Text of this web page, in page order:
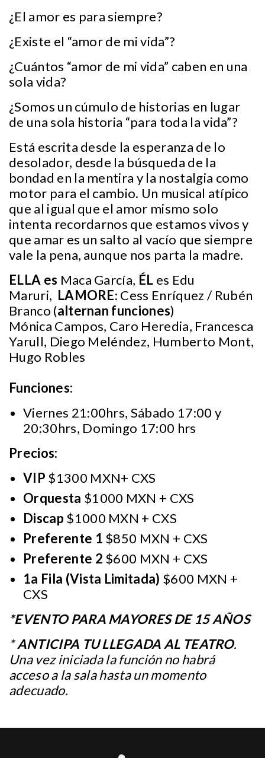
¿El amor es para siempre?
¿Existe el “amor de mi vida”?
¿Cuántos “amor de mi vida” caben en una
sola vida?
¿Somos un cúmulo de historias en lugar
de una sola historia “para toda la vida”?
Está escrita desde la esperanza de lo
desolador, desde la búsqueda de la
bondad en la mentira y la nostalgia como
motor para el cambio. Un musical atípico
que al igual que el amor mismo solo
intenta recordarnos que estamos vivos y
que amar es un salto al vacío que siempre
vale la pena, aunque nos parta la madre.
ELLA es Maca García, ÉL es Edu
Maruri, LAMORE: Cess Enríquez / Rubén
Branco (alternan funciones)
Mónica Campos, Caro Heredia, Francesca
Yarull, Diego Meléndez, Humberto Mont,
Hugo Robles
Funciones:
Viernes 21:00hrs, Sábado 17:00 y
20:30hrs, Domingo 17:00 hrs
Precios:
VIP $1300 MXN+ CXS
Orquesta $1000 MXN + CXS
Discap $1000 MXN + CXS
Preferente 1 $850 MXN + CXS
Preferente 2 $600 MXN + CXS
1a Fila (Vista Limitada) $600 MXN +
CXS
*EVENTO PARA MAYORES DE 15 AÑOS
*ANTICIPA TU LLEGADA AL TEATRO.
Una vez iniciada la función no habrá
acceso a la sala hasta un momento
adecuado.